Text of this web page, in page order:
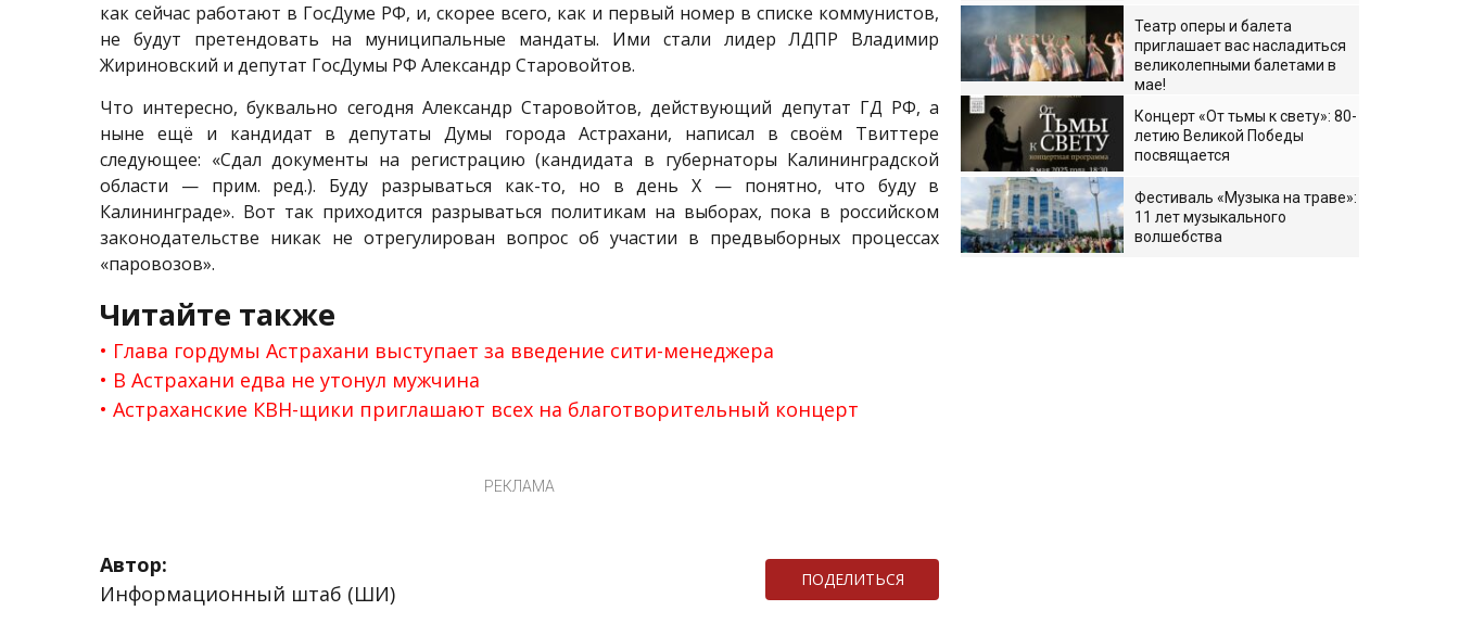
как сейчас работают в ГосДуме РФ, и, скорее всего, как и первый номер в списке коммунистов,
не будут претендовать на муниципальные мандаты. Ими стали лидер ЛДПР Владимир
Жириновский и депутат ГосДумы РФ Александр Старовойтов.
Что интересно, буквально сегодня Александр Старовойтов, действующий депутат ГД РФ, а
ныне ещё и кандидат в депутаты Думы города Астрахани, написал в своём Твиттере
следующее: «Сдал документы на регистрацию (кандидата в губернаторы Калининградской
области — прим. ред.). Буду разрываться как-то, но в день Х — понятно, что буду в
Калининграде». Вот так приходится разрываться политикам на выборах, пока в российском
законодательстве никак не отрегулирован вопрос об участии в предвыборных процессах
«паровозов».
Читайте также
Глава гордумы Астрахани выступает за введение сити-менеджера
В Астрахани едва не утонул мужчина
Астраханские КВН-щики приглашают всех на благотворительный концерт
РЕКЛАМА
Автор:
Информационный штаб (ШИ)
ПОДЕЛИТЬСЯ
Театр оперы и балета
приглашает вас насладиться
великолепными балетами в
мае!
Концерт «От тьмы к свету»: 80-
летию Великой Победы
посвящается
Фестиваль «Музыка на траве»:
11 лет музыкального
волшебства